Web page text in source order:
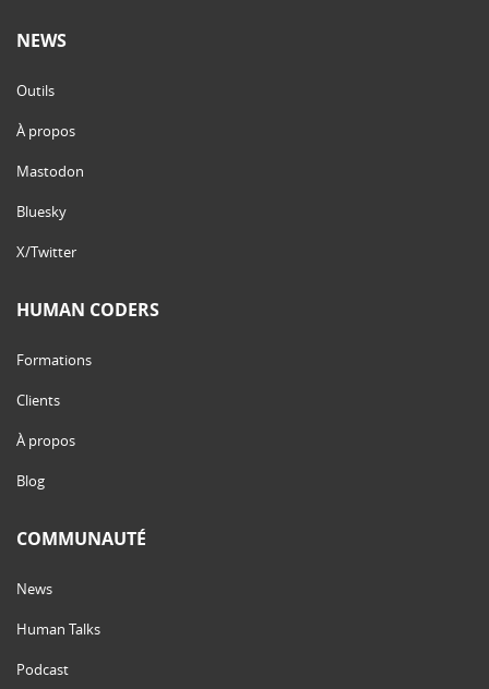
NEWS
Outils
À propos
Mastodon
Bluesky
X/Twitter
HUMAN CODERS
Formations
Clients
À propos
Blog
COMMUNAUTÉ
News
Human Talks
Podcast